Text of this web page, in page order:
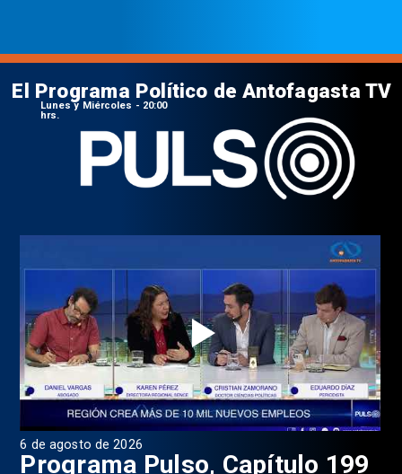
6 de agosto de 2026
Programa Pulso, Capítulo 199
El Programa Político de Antofagasta TV
Lunes y Miércoles - 20:00
hrs.